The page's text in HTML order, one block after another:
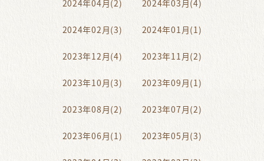
2024年04月(2) 2024年03月(4)
2024年02月(3) 2024年01月(1)
2023年12月(4) 2023年11月(2)
2023年10月(3) 2023年09月(1)
2023年08月(2) 2023年07月(2)
2023年06月(1) 2023年05月(3)